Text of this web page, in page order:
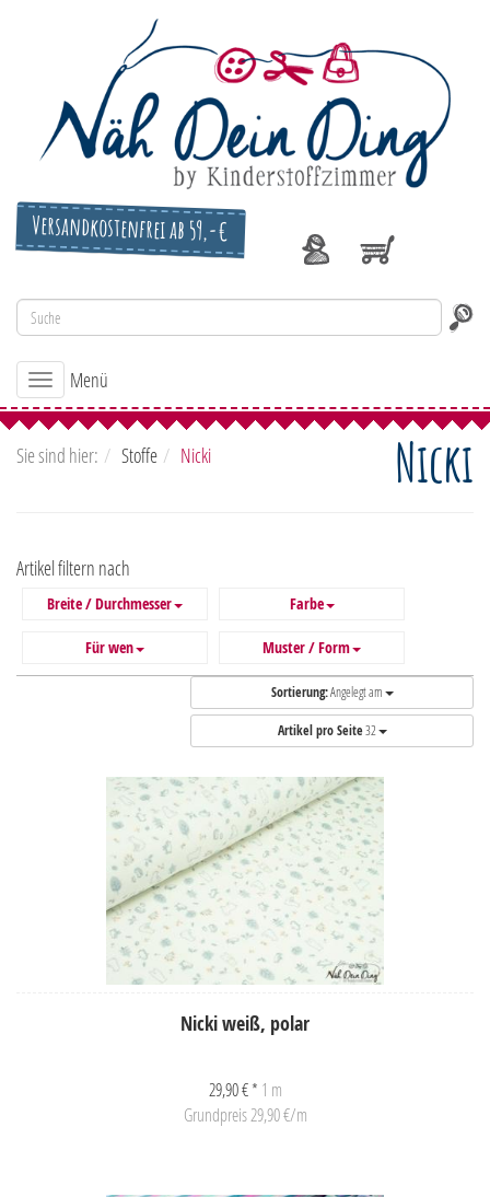
Versandkostenfrei ab 59,-€
Toggle
navigation
Menü
Sie sind hier: Stoffe Nicki Nicki
Artikel filtern nach
Breite / Durchmesser Farbe
Für wen Muster / Form
Sortierung:Angelegt am
Artikel pro Seite32
Nicki weiß, polar
29,90 € * 1 m
Grundpreis 29,90 €/m